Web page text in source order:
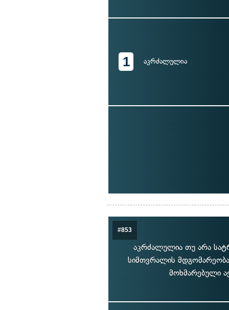
1 აკრძალულია
#853
აკრძალულია თუ არა
სიმთვრალის
მოხმარებული